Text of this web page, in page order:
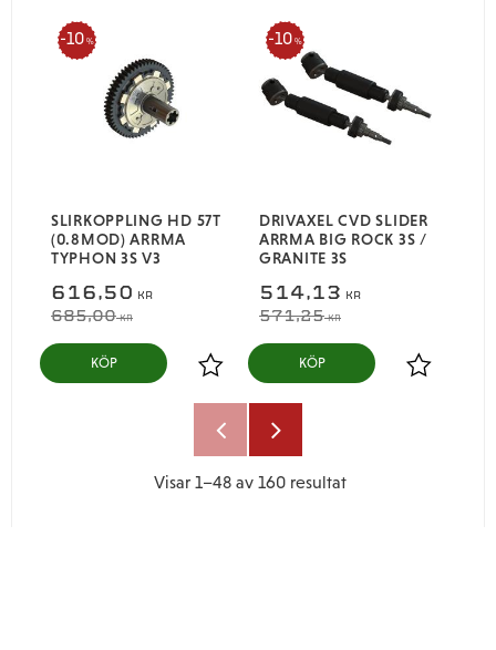
SLIRKOPPLING HD 57T
(0.8MOD) ARRMA
TYPHON 3S V3
616,50 KR
685,00KR
10 %
Lägg till i favoriter
KÖP
DRIVAXEL CVD SLIDER
ARRMA BIG ROCK 3S /
GRANITE 3S
514,13 KR
571,25KR
10 %
Lägg till i
KÖP
Visar 1–48 av 160 resultat